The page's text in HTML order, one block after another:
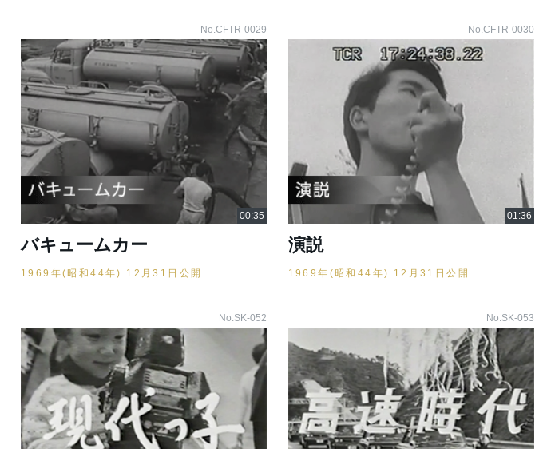
No.CFTR-0029
バキュームカー
1969年(昭和44年) 12月31日公開
No.CFTR-0030
演説
1969年(昭和44年) 12月31日公開
No.SK-052 No.SK-053